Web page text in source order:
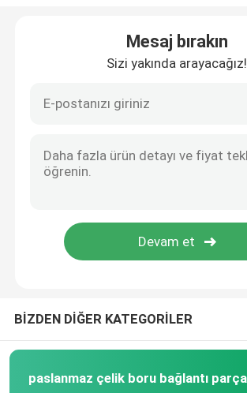
Mesaj bırakın
Sizi yakında arayacağız!
BİZDEN DİĞER KATEGORİLER